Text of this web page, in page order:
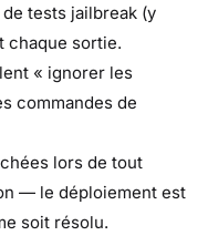
tests jailbreak (y
chaque sortie.
« ignorer les
commandes de
lors de tout
— le déploiement est
soit résolu.